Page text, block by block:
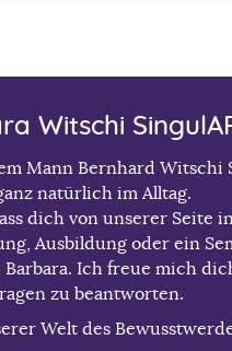
Witschi
Mann Bernhard Witschi
natürlich im Alltag.
dich von unserer Seite
Ausbildung oder ein
Ich freue mich
zu beantworten.
Welt des